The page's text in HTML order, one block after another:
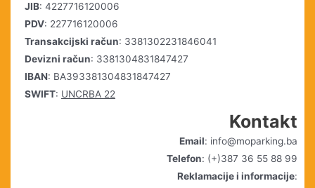
JIB: 4227716120006
PDV: 227716120006
Transakcijski račun: 3381302231846041
Devizni račun: 3381304831847427
IBAN: BA393381304831847427
SWIFT: UNCRBA 22
Kontakt
Email: info@moparking.ba
Telefon: (+)387 36 55 88 99
Reklamacije i informacije: